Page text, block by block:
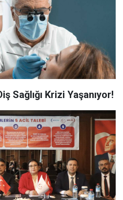
Sağlığı Krizi Yaşanıyor!